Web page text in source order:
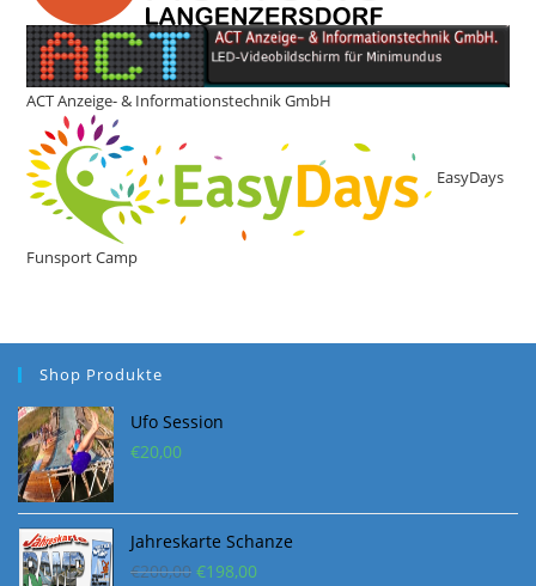
ACT Anzeige- & Informationstechnik GmbH
EasyDays
Funsport Camp
Shop Produkte
Ufo Session
€20,00
Jahreskarte Schanze
€200,00 Ursprünglicher
€198,00Aktueller